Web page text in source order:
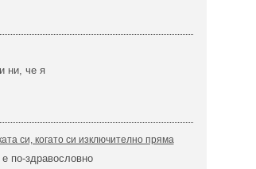
ни, че я
си, когато си изключително пряма
по-здравословно